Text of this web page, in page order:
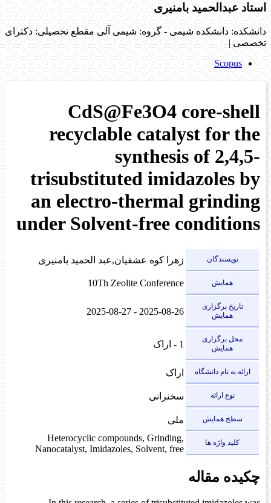
استاد عبدالحمید بامنیری
دانشکده: دانشکده شیمی - گروه: شیمی آلی مقطع تحصیلی: دکترای
تخصصی |
Scopus
CdS@Fe3O4 core-shell
recyclable catalyst for the
synthesis of 2,4,5-
trisubstituted imidazoles by
an electro-thermal grinding
under Solvent-free conditions
نویسندگان زهرا کوه عشقیان,عبد الحمید بامنیری
همایش 10Th Zeolite Conference
تاریخ برگزاری
همایش
2025-08-26 - 2025-08-27
محل برگزاری
همایش
1 - اراک
ارائه به نام دانشگاه اراک
نوع ارائه سخنرانی
سطح همایش ملی
کلید واژه ها
Heterocyclic compounds, Grinding,
Nanocatalyst, Imidazoles, Solvent, free
چکیده مقاله